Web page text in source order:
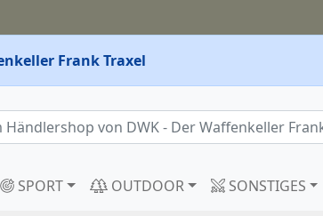
Frank Traxel
SPORT OUTDOOR SONSTIGES